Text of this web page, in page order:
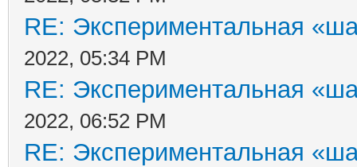
RE: Экспериментальная
2022, 05:34 PM
RE: Экспериментальная
2022, 06:52 PM
RE: Экспериментальная